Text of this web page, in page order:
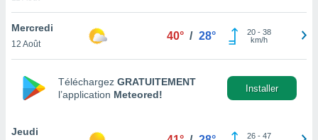
le
ainsi
un
la
Mercredi
12 Août
40° / 28° 20- 38
km/h
Téléchargez GRATUITEMENT
l’application Meteored!
Installer
Jeudi 26- 47